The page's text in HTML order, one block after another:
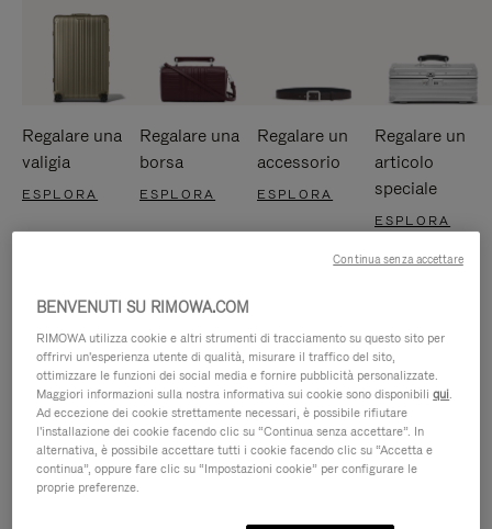
Regalare una
valigia
ESPLORA
Regalare una
borsa
ESPLORA
Regalare un
accessorio
ESPLORA
Regalare un
articolo
speciale
ESPLORA
BENVENUTI SU RIMOWA.COM
RIMOWA utilizza cookie e altri strumenti di tracciamento su questo sito per
offrirvi un'esperienza utente di qualità, misurare il traffico del sito,
ottimizzare le funzioni dei social media e fornire pubblicità personalizzate.
Maggiori informazioni sulla nostra informativa sui cookie sono disponibiliqui.
Ad eccezione dei cookie strettamente necessari, è possibile rifiutare
l'installazione dei cookie facendo clic su “Continua senza accettare”. In
alternativa, è possibile accettare tutti i cookie facendo clic su “Accetta e
continua”, oppure fare clic su “Impostazioni cookie” per configurare le
proprie preferenze.
Continua senza accettare